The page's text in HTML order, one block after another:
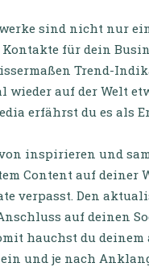
sind nicht nur
Kontakte für dein
Trend-
wieder auf der Welt
erfährst du es als
inspirieren und
Content auf deiner
verpasst. Den
auf deinen
hauchst du
ein und je nach